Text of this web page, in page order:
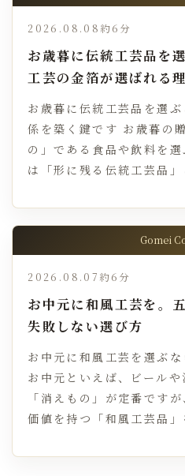
2026.08.08 約6分
お歳暮に伝統工芸品を
工芸の金箔が選ばれる
お歳暮に伝統工芸品を選
係を築く鍵です お歳暮の
の」である食品や飲料を
は「形に残る伝統工芸品
Gomei
2026.08.07 約6分
お中元に和風工芸を。
失敗しない選び方
お中元に和風工芸を選ぶ
お中元といえば、ビール
「消えもの」が定番です
価値を持つ「和風工芸品